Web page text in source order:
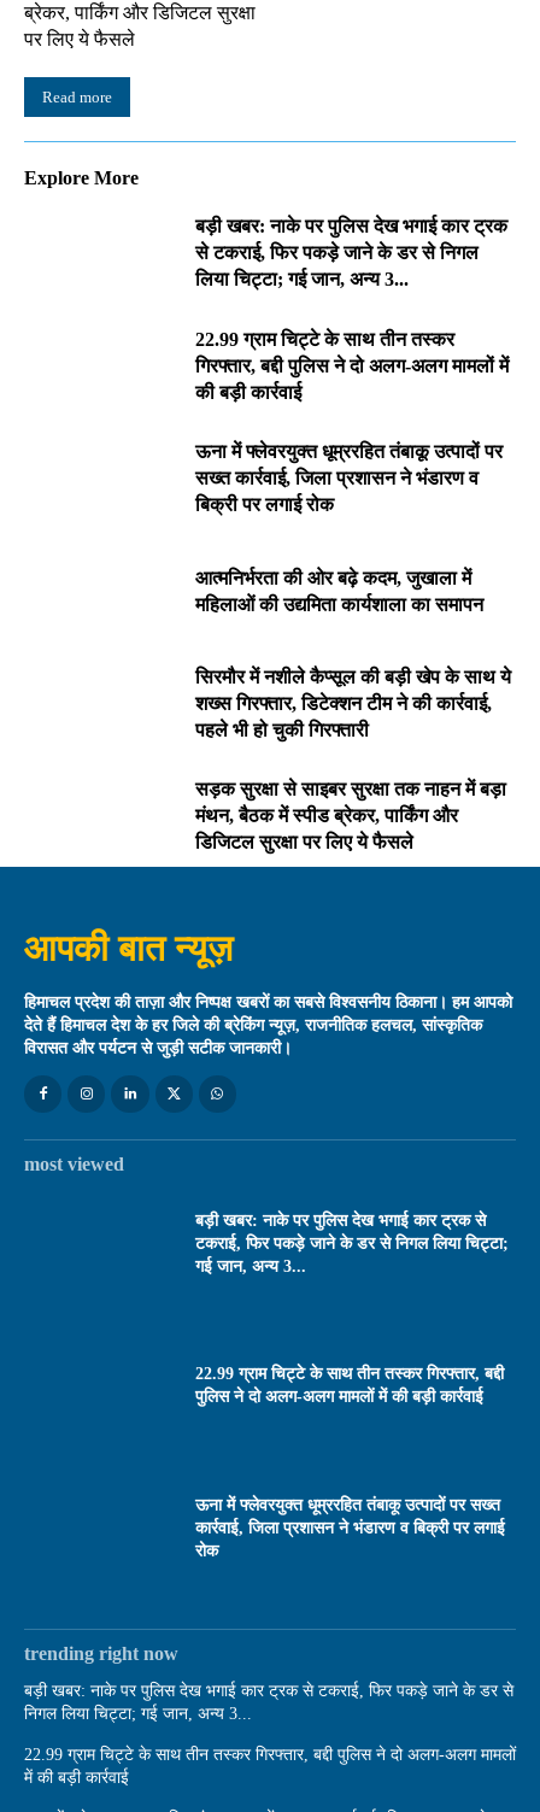
ब्रेकर, पार्किंग और डिजिटल सुरक्षा
पर लिए ये फैसले
Read more
Explore More
बड़ी खबर: नाके पर पुलिस देख भगाई कार ट्रक
से टकराई, फिर पकड़े जाने के डर से निगल
लिया चिट्टा; गई जान, अन्य 3...
22.99 ग्राम चिट्टे के साथ तीन तस्कर
गिरफ्तार, बद्दी पुलिस ने दो अलग-अलग मामलों में
की बड़ी कार्रवाई
ऊना में फ्लेवरयुक्त धूम्ररहित तंबाकू उत्पादों पर
सख्त कार्रवाई, जिला प्रशासन ने भंडारण व
बिक्री पर लगाई रोक
आत्मनिर्भरता की ओर बढ़े कदम, जुखाला में
महिलाओं की उद्यमिता कार्यशाला का समापन
सिरमौर में नशीले कैप्सूल की बड़ी खेप के साथ ये
शख्स गिरफ्तार, डिटेक्शन टीम ने की कार्रवाई,
पहले भी हो चुकी गिरफ्तारी
सड़क सुरक्षा से साइबर सुरक्षा तक नाहन में बड़ा
मंथन, बैठक में स्पीड ब्रेकर, पार्किंग और
डिजिटल सुरक्षा पर लिए ये फैसले
आपकी बात न्यूज़
हिमाचल प्रदेश की ताज़ा और निष्पक्ष खबरों का सबसे विश्वसनीय ठिकाना। हम आपको
देते हैं हिमाचल देश के हर जिले की ब्रेकिंग न्यूज़, राजनीतिक हलचल, सांस्कृतिक
विरासत और पर्यटन से जुड़ी सटीक जानकारी।
most viewed
बड़ी खबर: नाके पर पुलिस देख भगाई कार ट्रक से
टकराई, फिर पकड़े जाने के डर से निगल लिया चिट्टा;
गई जान, अन्य 3...
22.99 ग्राम चिट्टे के साथ तीन तस्कर गिरफ्तार, बद्दी
पुलिस ने दो अलग-अलग मामलों में की बड़ी कार्रवाई
ऊना में फ्लेवरयुक्त धूम्ररहित तंबाकू उत्पादों पर सख्त
कार्रवाई, जिला प्रशासन ने भंडारण व बिक्री पर लगाई
रोक
trending right now
बड़ी खबर: नाके पर पुलिस देख भगाई कार ट्रक से टकराई, फिर पकड़े जाने के डर से
निगल लिया चिट्टा; गई जान, अन्य 3...
22.99 ग्राम चिट्टे के साथ तीन तस्कर गिरफ्तार, बद्दी पुलिस ने दो अलग-अलग मामलों
में की बड़ी कार्रवाई